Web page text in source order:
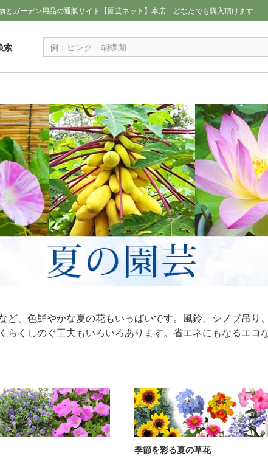
とガーデン用品の通販サイト【園芸ネット】本店 どなたでも購入頂けます
索
、色鮮やかな夏の花もいっぱいです。風鈴、シノブ吊
くしのぐ工夫もいろいろあります。省エネにもなるエ
季節を彩る夏の草花